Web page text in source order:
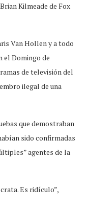
Kilmeade de Fox
Van Hollen y a todo
el Domingo de
de televisión del
ilegal de una
que demostraban
sido confirmadas
agentes de la
Es ridículo”,